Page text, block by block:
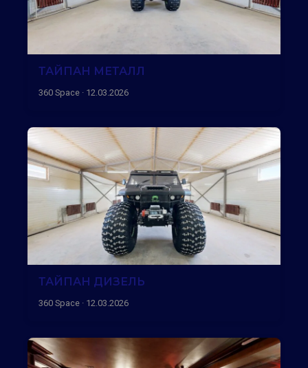
ТАЙПАН МЕТАЛЛ
360 Space · 12.03.2026
ТАЙПАН ДИЗЕЛЬ
360 Space · 12.03.2026